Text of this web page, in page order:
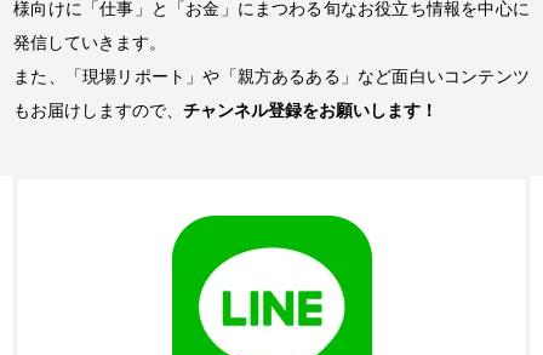
様向けに「仕事」と「お金」にまつわる旬なお役立ち情報を中心に
発信していきます。
また、「現場リポート」や「親方あるある」など面白いコンテンツ
もお届けしますので、チャンネル登録をお願いします！